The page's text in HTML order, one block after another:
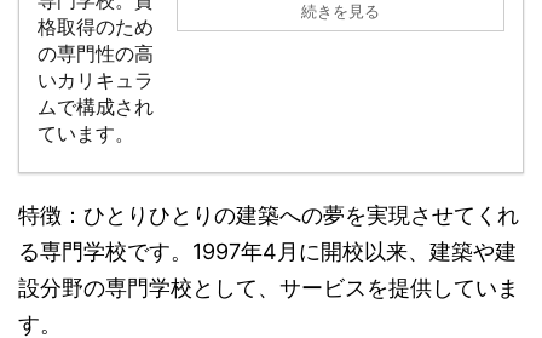
続きを見る
特徴：ひとりひとりの建築への夢を実現させてくれ
る専門学校です。1997年4月に開校以来、建築や建
設分野の専門学校として、サービスを提供していま
す。